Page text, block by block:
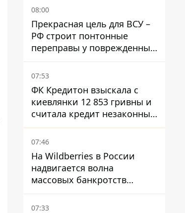
08:00
Прекрасная цель для ВСУ –
РФ строит понтонные
переправы у поврежденных
мостов на ТОТ
07:53
ФК Кредитон взыскала с
киевлянки 12 853 гривны и
считала кредит незаконным
- что решил суд
07:46
На Wildberries в России
надвигается волна
массовых банкротств
продавцов - Reuters
07:33